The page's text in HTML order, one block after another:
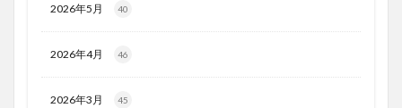
2026年5月 40
2026年4月 46
2026年3月 45